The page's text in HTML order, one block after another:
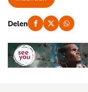
Delen